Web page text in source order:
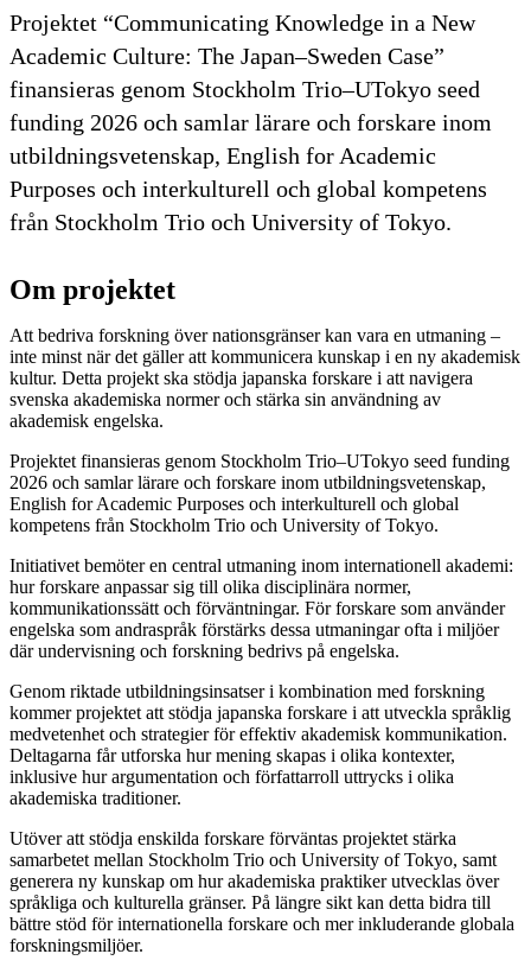
Projektet “Communicating Knowledge in a New
Academic Culture: The Japan–Sweden Case”
finansieras genom Stockholm Trio–UTokyo seed
funding 2026 och samlar lärare och forskare inom
utbildningsvetenskap, English for Academic
Purposes och interkulturell och global kompetens
från Stockholm Trio och University of Tokyo.
Om projektet
Att bedriva forskning över nationsgränser kan vara en utmaning –
inte minst när det gäller att kommunicera kunskap i en ny akademisk
kultur. Detta projekt ska stödja japanska forskare i att navigera
svenska akademiska normer och stärka sin användning av
akademisk engelska.
Projektet finansieras genom Stockholm Trio–UTokyo seed funding
2026 och samlar lärare och forskare inom utbildningsvetenskap,
English for Academic Purposes och interkulturell och global
kompetens från Stockholm Trio och University of Tokyo.
Initiativet bemöter en central utmaning inom internationell akademi:
hur forskare anpassar sig till olika disciplinära normer,
kommunikationssätt och förväntningar. För forskare som använder
engelska som andraspråk förstärks dessa utmaningar ofta i miljöer
där undervisning och forskning bedrivs på engelska.
Genom riktade utbildningsinsatser i kombination med forskning
kommer projektet att stödja japanska forskare i att utveckla språklig
medvetenhet och strategier för effektiv akademisk kommunikation.
Deltagarna får utforska hur mening skapas i olika kontexter,
inklusive hur argumentation och författarroll uttrycks i olika
akademiska traditioner.
Utöver att stödja enskilda forskare förväntas projektet stärka
samarbetet mellan Stockholm Trio och University of Tokyo, samt
generera ny kunskap om hur akademiska praktiker utvecklas över
språkliga och kulturella gränser. På längre sikt kan detta bidra till
bättre stöd för internationella forskare och mer inkluderande globala
forskningsmiljöer.